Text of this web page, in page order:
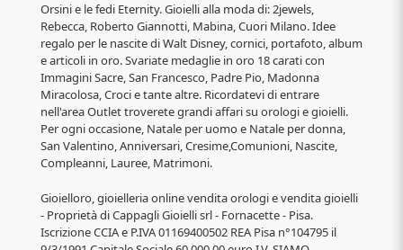
Orsini e le fedi Eternity. Gioielli alla moda di: 2jewels,
Rebecca, Roberto Giannotti, Mabina, Cuori Milano. Idee
regalo per le nascite di Walt Disney, cornici, portafoto, album
e articoli in oro. Svariate medaglie in oro 18 carati con
Immagini Sacre, San Francesco, Padre Pio, Madonna
Miracolosa, Croci e tante altre. Ricordatevi di entrare
nell'area Outlet troverete grandi affari su orologi e gioielli.
Per ogni occasione, Natale per uomo e Natale per donna,
San Valentino, Anniversari, Cresime,Comunioni, Nascite,
Compleanni, Lauree, Matrimoni.
Gioielloro, gioielleria online vendita orologi e vendita gioielli
- Proprietà di Cappagli Gioielli srl - Fornacette - Pisa.
Iscrizione CCIA e P.IVA 01169400502 REA Pisa n°104795 il